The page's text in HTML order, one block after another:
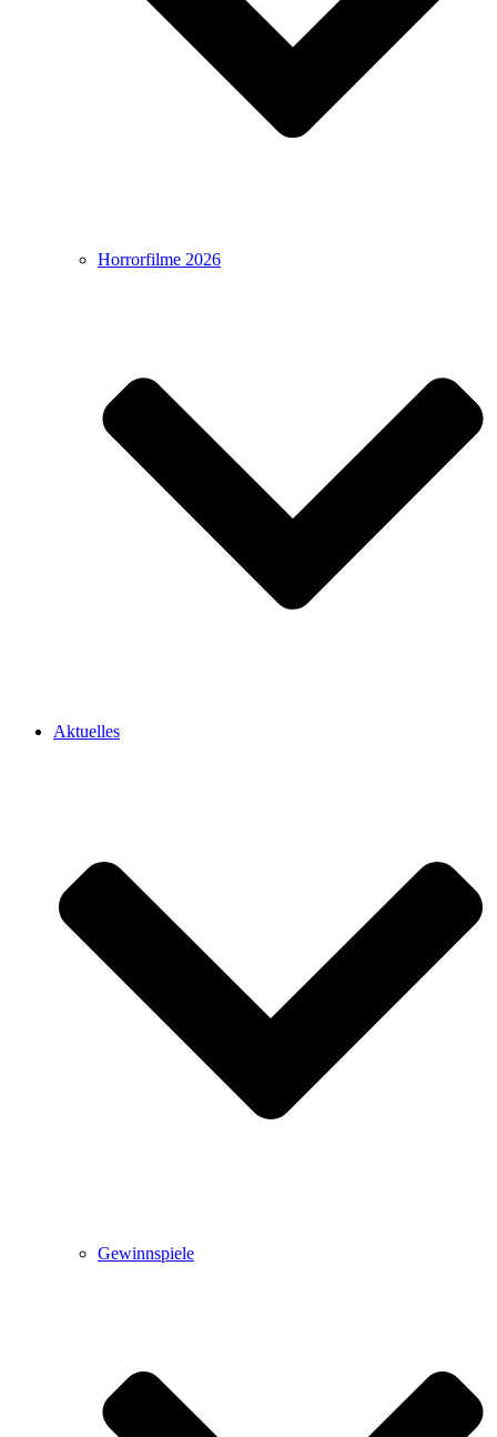
Horrorfilme 2026
Aktuelles
Gewinnspiele